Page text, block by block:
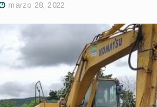
marzo 28, 2022